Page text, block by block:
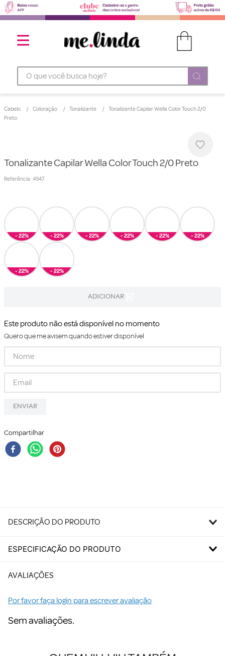
O que você busca hoje?
Cabelo Coloração Tonalizante
Tonalizante Capilar Wella Color Touch 2/0
Preto
Tonalizante Capilar Wella Color Touch 2/0 Preto
Referência: 4947
- 22% - 22% - 22% - 22% - 22% - 22%
- 22% - 22%
Este produto não está disponível no momento
Quero que me avisem quando estiver disponível
ENVIAR
Compartilhar
DESCRIÇÃO DO PRODUTO
ESPECIFICAÇÃO DO PRODUTO
AVALIAÇÕES
Por favor faça login para escrever avaliação
Sem avaliações.